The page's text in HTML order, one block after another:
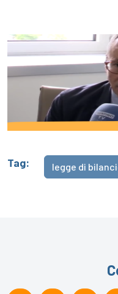
Tag: legge di